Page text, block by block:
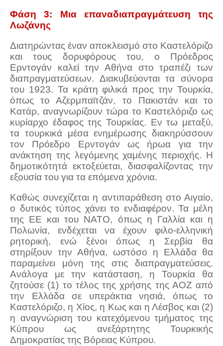
Φάση 3: Μια επαναδιαπραγμάτευση της
Λωζάνης
Διατηρώντας έναν αποκλεισμό στο Καστελόριζο
και τους δορυφόρους του, ο Πρόεδρος
Ερντογάν καλεί την Αθήνα στο τραπέζι των
διαπραγματεύσεων. Διακυβεύονται τα σύνορα
του 1923. Τα κράτη φιλικά προς την Τουρκία,
όπως το Αζερμπαϊτζάν, το Πακιστάν και το
Κατάρ, αναγνωρίζουν τώρα το Καστελόριζο ως
κυρίαρχο έδαφος της Τουρκίας. Εν τω μεταξύ,
τα τουρκικά μέσα ενημέρωσης διακηρύσσουν
τον Πρόεδρο Ερντογάν ως ήρωα για την
ανάκτηση της λεγόμενης χαμένης περιοχής. Η
δημοτικότητά εκτοξεύεται, διασφαλίζοντας την
εξουσία του για τα επόμενα χρόνια.
Καθώς συνεχίζεται η αντιπαράθεση στο Αιγαίο,
ο δυτικός τύπος χάνει το ενδιαφέρον. Τα μέλη
της ΕΕ και του ΝΑΤΟ, όπως η Γαλλία και η
Πολωνία, ενδέχεται να έχουν φιλο-ελληνική
ρητορική, ενώ ξένοι όπως η Σερβία θα
στηρίξουν την Αθήνα, ωστόσο η Ελλάδα θα
παραμείνει μόνη της στις διαπραγματεύσεις.
Ανάλογα με την κατάσταση, η Τουρκία θα
ζητούσε (1) το τέλος της χρήσης της ΑΟΖ από
την Ελλάδα σε υπεράκτια νησιά, όπως το
Καστελόριζο, η Χίος, η Κως και η Λέσβος και (2)
η αναγνώριση του κατεχόμενου τμήματος της
Κύπρου ως ανεξάρτητης Τουρκικής
Δημοκρατίας της Βόρειας Κύπρου.